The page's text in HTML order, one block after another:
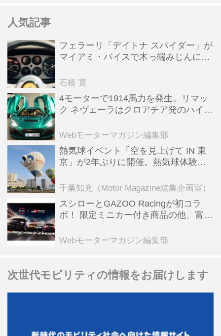
人気記事
フェラーリ「デイトナ スパイダー」が
マイアミ・バイスで木っ端みじんにな
石橋 寛
4モーターで1914馬力を発生。リマッ
ク ネヴェーラはクロアチア発のハイパ
全版／115】
Webモーターマガジン編集部
熱気球イベント「空を見上げて IN 東
京」が2年ぶりに開催。熱気球体験搭
ンテンツも
千葉知充（Motor Magazine編集企画室）
スシローとGAZOO Racingが初コラ
ボ！ 限定ミニカー付き商品の他、富士
る抽選企画などを展開
Webモーターマガジン編集部
次世代モビリティの情報をお届けします